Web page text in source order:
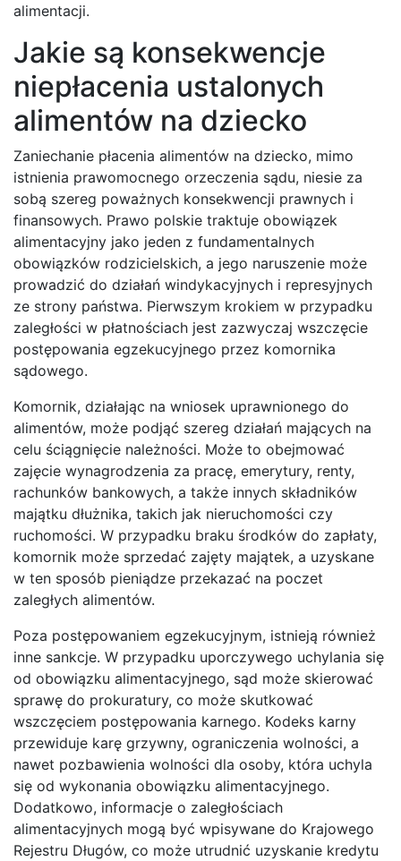
alimentacji.
Jakie są konsekwencje
niepłacenia ustalonych
alimentów na dziecko
Zaniechanie płacenia alimentów na dziecko, mimo
istnienia prawomocnego orzeczenia sądu, niesie za
sobą szereg poważnych konsekwencji prawnych i
finansowych. Prawo polskie traktuje obowiązek
alimentacyjny jako jeden z fundamentalnych
obowiązków rodzicielskich, a jego naruszenie może
prowadzić do działań windykacyjnych i represyjnych
ze strony państwa. Pierwszym krokiem w przypadku
zaległości w płatnościach jest zazwyczaj wszczęcie
postępowania egzekucyjnego przez komornika
sądowego.
Komornik, działając na wniosek uprawnionego do
alimentów, może podjąć szereg działań mających na
celu ściągnięcie należności. Może to obejmować
zajęcie wynagrodzenia za pracę, emerytury, renty,
rachunków bankowych, a także innych składników
majątku dłużnika, takich jak nieruchomości czy
ruchomości. W przypadku braku środków do zapłaty,
komornik może sprzedać zajęty majątek, a uzyskane
w ten sposób pieniądze przekazać na poczet
zaległych alimentów.
Poza postępowaniem egzekucyjnym, istnieją również
inne sankcje. W przypadku uporczywego uchylania się
od obowiązku alimentacyjnego, sąd może skierować
sprawę do prokuratury, co może skutkować
wszczęciem postępowania karnego. Kodeks karny
przewiduje karę grzywny, ograniczenia wolności, a
nawet pozbawienia wolności dla osoby, która uchyla
się od wykonania obowiązku alimentacyjnego.
Dodatkowo, informacje o zaległościach
alimentacyjnych mogą być wpisywane do Krajowego
Rejestru Długów, co może utrudnić uzyskanie kredytu